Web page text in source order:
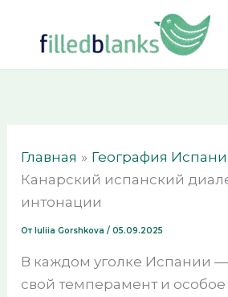
содержимому
Главная
География
Канарский испанский
интонации
ОтIuliia Gorshkova/05.09.2025
В каждом уголке Испании —
свой темперамент и особое